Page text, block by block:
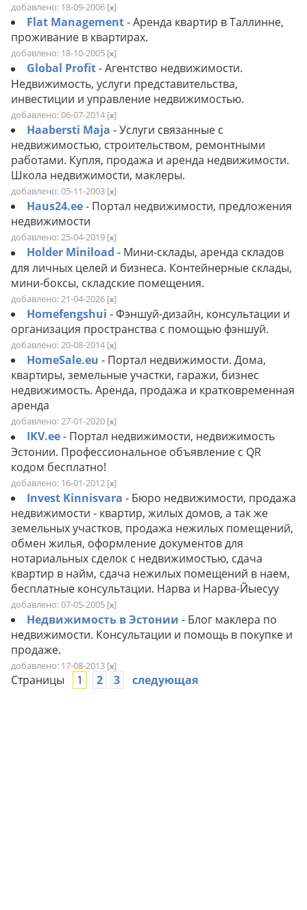
добавлено: 18-09-2006 [x]
Flat Management- Аренда квартир в Таллинне,
проживание в квартирах.
добавлено: 18-10-2005 [x]
Global Profit- Агентство недвижимости.
Недвижимость, услуги представительства,
инвестиции и управление недвижимостью.
добавлено: 06-07-2014 [x]
Haabersti Maja - Услуги связанные с
недвижимостью, строительством, ремонтными
работами. Купля, продажа и аренда недвижимости.
Школа недвижимости, маклеры.
добавлено: 05-11-2003 [x]
Haus24.ee- Портал недвижимости, предложения
недвижимости
добавлено: 25-04-2019 [x]
Holder Miniload - Мини-склады, аренда складов
для личных целей и бизнеса. Контейнерные склады,
мини-боксы, складские помещения.
добавлено: 21-04-2026 [x]
Homefengshui - Фэншуй-дизайн, консультации и
организация пространства с помощью фэншуй.
добавлено: 20-08-2014 [x]
HomeSale.eu - Портал недвижимости. Дома,
квартиры, земельные участки, гаражи, бизнес
недвижимость. Аренда, продажа и кратковременная
аренда
добавлено: 27-01-2020 [x]
IKV.ee- Портал недвижимости, недвижимость
Эстонии. Профессиональное объявление с QR
кодом бесплатно!
добавлено: 16-01-2012 [x]
Invest Kinnisvara - Бюро недвижимости, продажа
недвижимости - квартир, жилых домов, а так же
земельных участков, продажа нежилых помещений,
обмен жилья, оформление документов для
нотариальных сделок с недвижимостью, сдача
квартир в найм, сдача нежилых помещений в наем,
бесплатные консультации. Нарва и Нарва-Йыесуу
добавлено: 07-05-2005 [x]
Недвижимость в Эстонии - Блог маклера по
недвижимости. Консультации и помощь в покупке и
продаже.
добавлено: 17-08-2013 [x]
Страницы 1 2 3 следующая